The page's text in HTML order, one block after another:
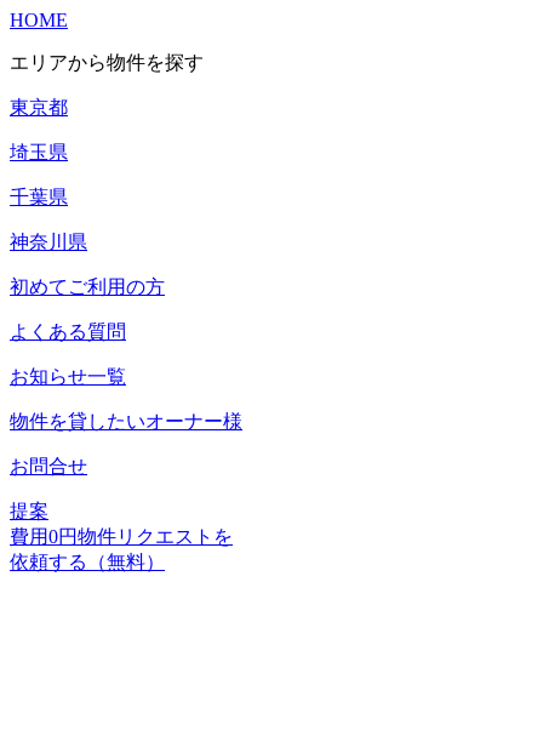
HOME
エリアから物件を探す
東京都
埼玉県
千葉県
神奈川県
初めてご利用の方
よくある質問
お知らせ一覧
物件を貸したいオーナー様
お問合せ
提案
費用0円物件リクエストを
依頼する（無料）